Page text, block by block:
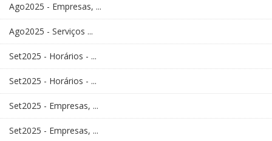
Ago2025 - Empresas, ...
Ago2025 - Serviços ...
Set2025 - Horários - ...
Set2025 - Horários - ...
Set2025 - Empresas, ...
Set2025 - Empresas, ...